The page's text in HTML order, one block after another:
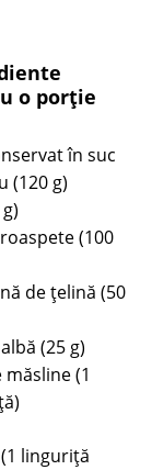
o porţie
în suc
(120 g)
(100
de ţelină (50
(25 g)
măsline (1
linguriţă